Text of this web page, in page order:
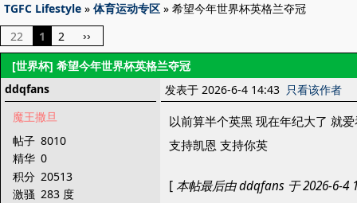
TGFC Lifestyle » 体育运动专区 » 希望今年世界杯英格兰夺冠
22
1 2 ››
[世界杯] 希望今年世界杯英格兰夺冠
ddqfans
魔王撒旦
帖子 8010
精华 0
积分 20513
激骚 283 度
发表于 2026-6-4 14:43 只看该作者
以前算半个英黑 现在年纪大了 就
支持凯恩 支持你英
[本帖最后由 ddqfans 于 2026-6-4